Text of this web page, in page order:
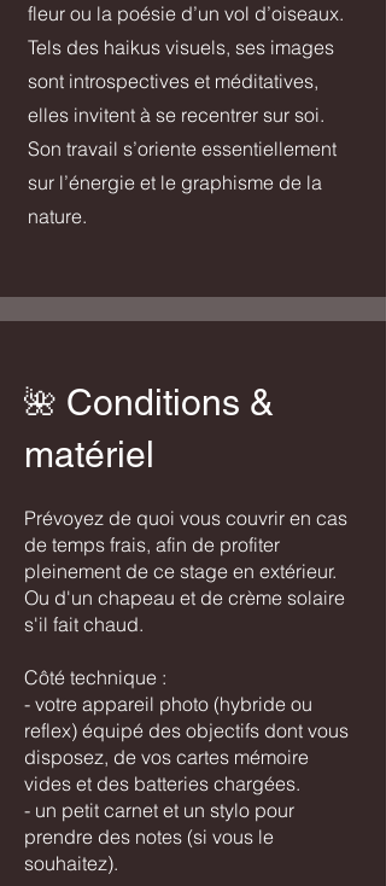
fleur ou la poésie d’un vol d’oiseaux.
Tels des haikus visuels, ses images
sont introspectives et méditatives,
elles invitent à se recentrer sur soi.
Son travail s’oriente essentiellement
sur l’énergie et le graphisme de la
nature.
​🌺​​ Conditions &
matériel
Prévoyez de quoi vous couvrir en cas
de temps frais, afin de profiter
pleinement de ce stage en extérieur.
Ou d'un chapeau et de crème solaire
s'il fait chaud.
Côté technique :
- votre appareil photo (hybride ou
reflex) équipé des objectifs dont vous
disposez, de vos cartes mémoire
vides et des batteries chargées.
- un petit carnet et un stylo pour
prendre des notes (si vous le
souhaitez).